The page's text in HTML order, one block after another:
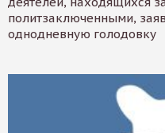
политзаключенными,
однодневную голодовку